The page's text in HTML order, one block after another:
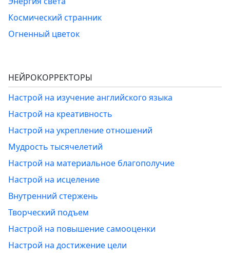
Космический странник
Огненный цветок
НЕЙРОКОРРЕКТОРЫ
Настрой на изучение английского языка
Настрой на креативность
Настрой на укрепление отношений
Мудрость тысячелетий
Настрой на материальное благополучие
Настрой на исцеление
Внутренний стержень
Творческий подъем
Настрой на повышение самооценки
Настрой на достижение цели